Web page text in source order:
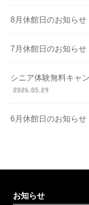
8月休館日のお知らせ
7月休館日のお知らせ
シニア体験無料キャ
2026.05.29
6月休館日のお知らせ
お知らせ